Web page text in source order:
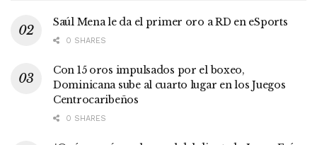
Saúl Mena le da el primer oro a RD en eSports
0 SHARES
Con 15 oros impulsados por el boxeo,
Dominicana sube al cuarto lugar en los Juegos
Centrocaribeños
0 SHARES